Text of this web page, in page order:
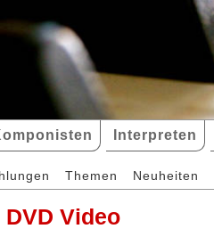
Interpreten
Themen Neuheiten
DVD Video